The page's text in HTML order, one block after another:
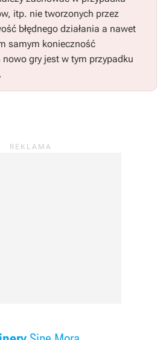
itp. nie tworzonych przez
błędnego działania a nawet
samym konieczność
gry jest w tym przypadku